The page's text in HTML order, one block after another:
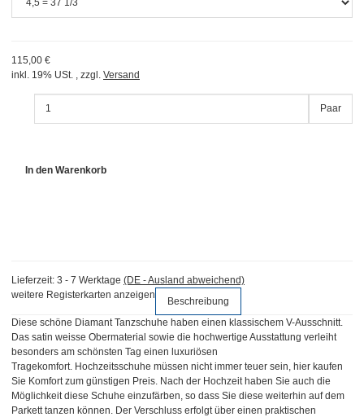
115,00 €
inkl. 19% USt. , zzgl. Versand
Paar
In den Warenkorb
Lieferzeit: 3 - 7 Werktage (DE - Ausland abweichend)
weitere Registerkarten anzeigen
Beschreibung
Diese schöne Diamant Tanzschuhe haben einen klassischem V-Ausschnitt.
Das satin weisse Obermaterial sowie die hochwertige Ausstattung verleiht
besonders am schönsten Tag einen luxuriösen
Tragekomfort. Hochzeitsschuhe müssen nicht immer teuer sein, hier kaufen
Sie Komfort zum günstigen Preis. Nach der Hochzeit haben Sie auch die
Möglichkeit diese Schuhe einzufärben, so dass Sie diese weiterhin auf dem
Parkett tanzen können. Der Verschluss erfolgt über einen praktischen